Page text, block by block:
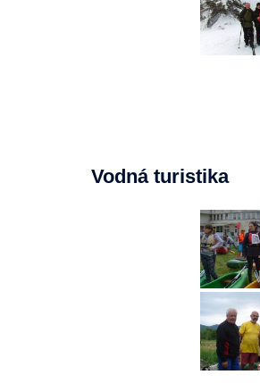
Vodná turistika